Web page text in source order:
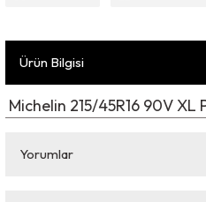
Ürün Bilgisi
Michelin 215/45R16 90V XL
Yorumlar